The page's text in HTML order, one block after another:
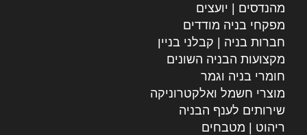
מהנדסים | יועצים
מפקחי בניה מודדים
חברות בניה | קבלני בניין
מקצועות הבניה השונים
חומרי בניה וגמר
מוצרי חשמל ואלקטרוניקה
שירותים לענף הבניה
ריהוט | מטבחים